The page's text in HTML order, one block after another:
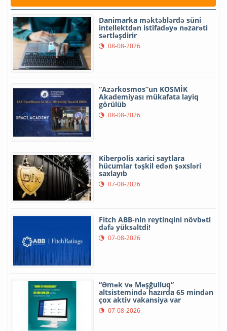
Danimarka məktəblərdə süni
intellektdən istifadəyə nəzarəti
sərtləşdirir
08-08-2026
“Azərkosmos”un KOSMİK
Akademiyası mükafata layiq
görülüb
08-08-2026
Kiberpolis xarici saytlara
hücumlar təşkil edən şəxsləri
saxlayıb
07-08-2026
Fitch ABB-nin reytinqini növbəti
dəfə yüksəltdi!
07-08-2026
“Əmək və Məşğulluq”
altsistemində hazırda 65 mindən
çox aktiv vakansiya var
07-08-2026